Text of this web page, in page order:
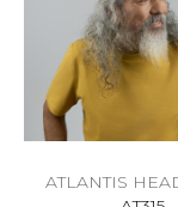
ATHLETIC®
ATHLETIC®
ATLANTIS